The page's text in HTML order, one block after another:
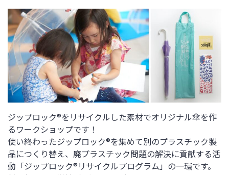
ジップロック®をリサイクルした素材でオリジナル傘を作
るワークショップです！
使い終わったジップロック®を集めて別のプラスチック製
品につくり替え、廃プラスチック問題の解決に貢献する活
動「ジップロック®リサイクルプログラム」の一環です。